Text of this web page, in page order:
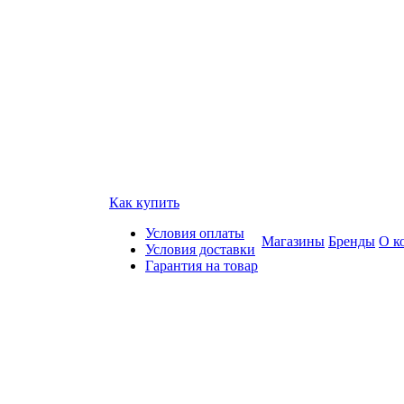
Как купить
Условия оплаты
Условия доставки
Гарантия на товар
Магазины Бренды О